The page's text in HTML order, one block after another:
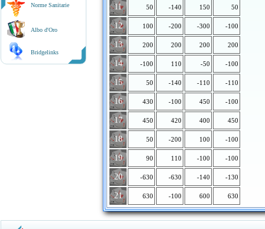
Norme Sanitarie
Albo d'Oro
Bridgelinks
11 50 -140 150 50
12 100 -200 -300 -100
13 200 200 200 200
14 -100 110 -50 -100
15 50 -140 -110 -110
16 430 -100 450 -100
17 450 420 400 450
18 50 -200 100 -100
19 90 110 -100 -100
20 -630 -630 -140 -130
21 630 -100 600 630